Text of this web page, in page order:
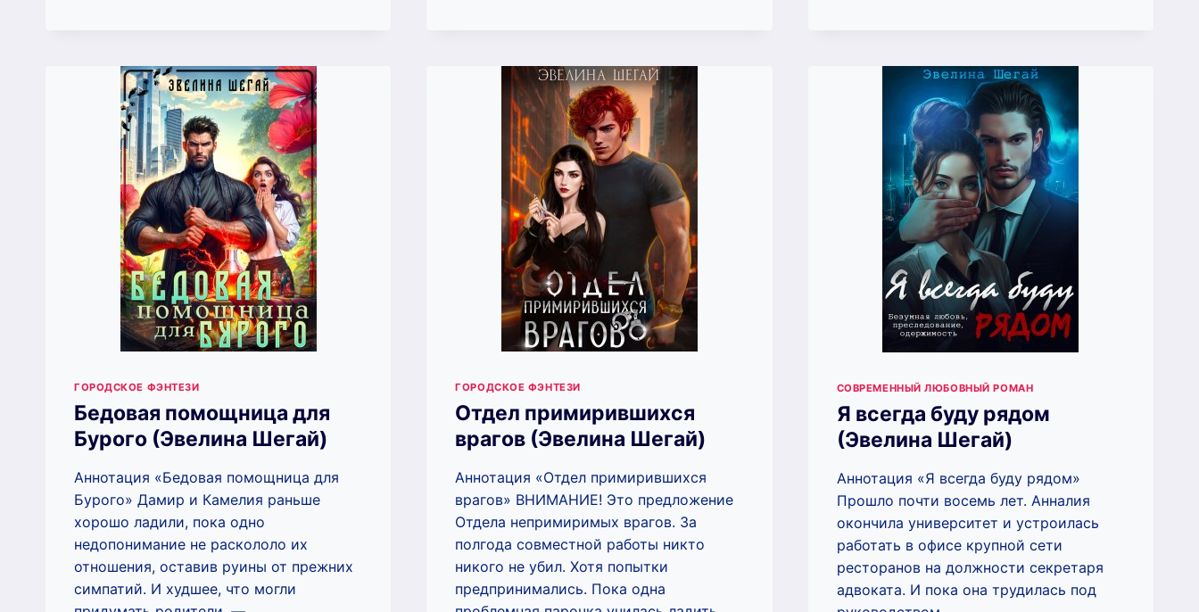
(ЭВЕЛИНА
ШЕГАЙ)
ГОРОДСКОЕ ФЭНТЕЗИ
Бедовая помощница для
Бурого (Эвелина Шегай)
Аннотация «Бедовая помощница для
Бурого» Дамир и Камелия раньше
хорошо ладили, пока одно
недопонимание не раскололо их
отношения, оставив руины от прежних
симпатий. И худшее, что могли
ГОРОДСКОЕ ФЭНТЕЗИ
Отдел примирившихся
врагов (Эвелина Шегай)
Аннотация «Отдел примирившихся
врагов» ВНИМАНИЕ! Это предложение
Отдела непримиримых врагов. За
полгода совместной работы никто
никого не убил. Хотя попытки
предпринимались. Пока одна
СОВРЕМЕННЫЙ ЛЮБОВНЫЙ РОМАН
Я всегда буду рядом
(Эвелина Шегай)
Аннотация «Я всегда буду рядом»
Прошло почти восемь лет. Анналия
окончила университет и устроилась
работать в офисе крупной сети
ресторанов на должности секретаря
адвоката. И пока она трудилась под